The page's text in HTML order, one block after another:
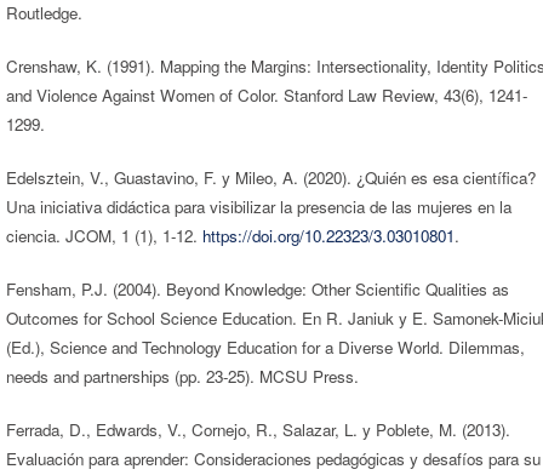
Routledge.
Crenshaw, K. (1991). Mapping the Margins: Intersectionality, Identity
and Violence Against Women of Color. Stanford Law Review, 43(6), 1241-
1299.
Edelsztein, V., Guastavino, F. y Mileo, A. (2020). ¿Quién es esa científica?
Una iniciativa didáctica para visibilizar la presencia de las mujeres en la
ciencia. JCOM, 1 (1), 1-12. https://doi.org/10.22323/3.03010801.
Fensham, P.J. (2004). Beyond Knowledge: Other Scientific Qualities as
Outcomes for School Science Education. En R. Janiuk y E. Samonek-
(Ed.), Science and Technology Education for a Diverse World. Dilemmas,
needs and partnerships (pp. 23-25). MCSU Press.
Ferrada, D., Edwards, V., Cornejo, R., Salazar, L. y Poblete, M. (2013).
Evaluación para aprender: Consideraciones pedagógicas y desafíos para su